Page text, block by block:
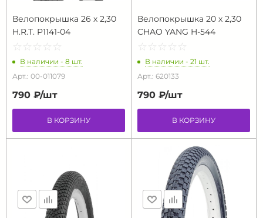
Велопокрышка 26 х 2,30
H.R.T. P1141-04
☆ ☆ ☆ ☆ ☆
★ ★ ★ ★ ★
В наличии - 8 шт.
Арт.: 00-011079
790 ₽/шт
В КОРЗИНУ
Велопокрышка 20 х 2,30
CHAO YANG H-544
☆ ☆ ☆ ☆ ☆
★ ★ ★ ★ ★
В наличии - 21 шт.
Арт.: 620133
790 ₽/шт
В КОРЗИНУ